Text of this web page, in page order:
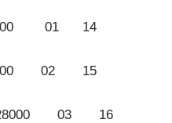
01 14
02 15
03 16